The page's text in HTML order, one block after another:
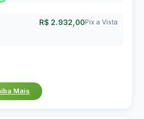
R$ 2.932,00Pix a Vista
Mais